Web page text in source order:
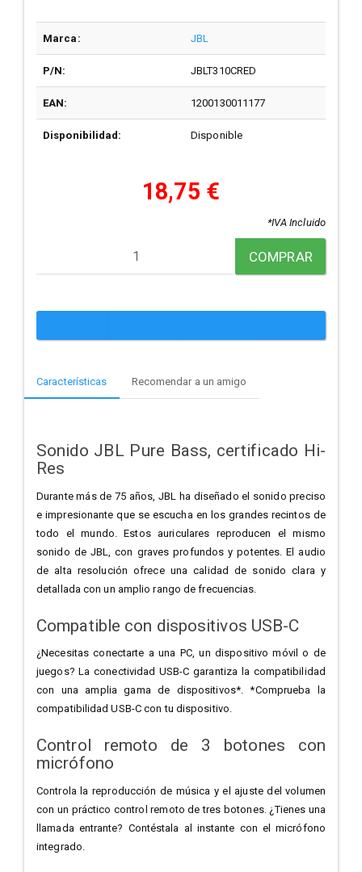
Marca: JBL
P/N: JBLT310CRED
EAN: 1200130011177
Disponibilidad: Disponible
18,75 €
*IVA Incluido
COMPRAR
Características Recomendar a un amigo
Sonido JBL Pure Bass, certificado Hi-
Res
Durante más de 75 años, JBL ha diseñado el sonido preciso
e impresionante que se escucha en los grandes recintos de
todo el mundo. Estos auriculares reproducen el mismo
sonido de JBL, con graves profundos y potentes. El audio
de alta resolución ofrece una calidad de sonido clara y
detallada con un amplio rango de frecuencias.
Compatible con dispositivos USB-C
¿Necesitas conectarte a una PC, un dispositivo móvil o de
juegos? La conectividad USB-C garantiza la compatibilidad
con una amplia gama de dispositivos*. *Comprueba la
compatibilidad USB-C con tu dispositivo.
Control remoto de 3 botones con
micrófono
Controla la reproducción de música y el ajuste del volumen
con un práctico control remoto de tres botones. ¿Tienes una
llamada entrante? Contéstala al instante con el micrófono
integrado.